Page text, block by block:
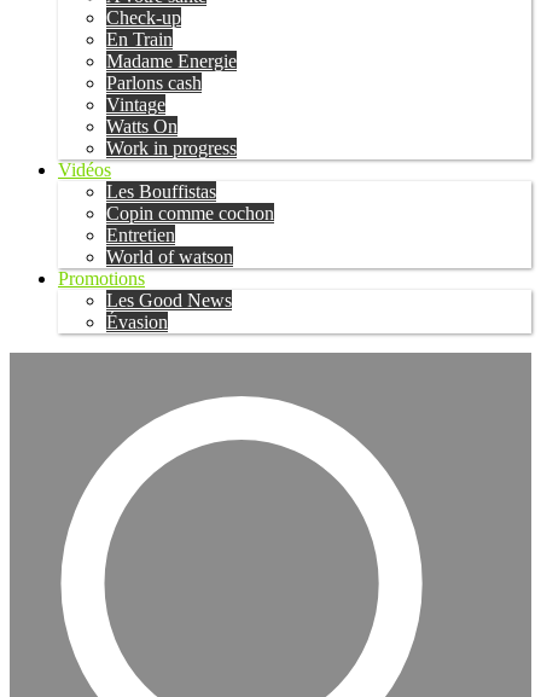
Check-up
En Train
Madame Energie
Parlons cash
Vintage
Watts On
Work in progress
Vidéos
Les Bouffistas
Copin comme cochon
Entretien
World of watson
Promotions
Les Good News
Évasion